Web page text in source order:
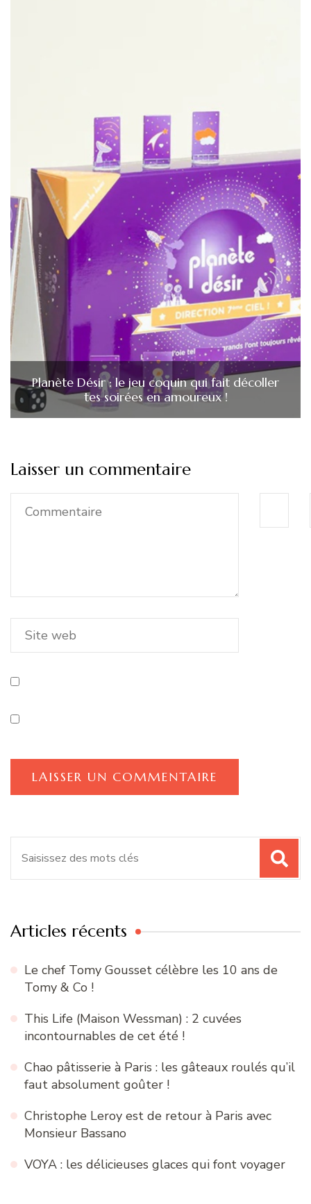
Planète Désir : le jeu coquin qui fait décoller
tes soirées en amoureux !
Laisser un commentaire
Articles récents
Le chef Tomy Gousset célèbre les 10 ans de
Tomy & Co !
This Life (Maison Wessman) : 2 cuvées
incontournables de cet été !
Chao pâtisserie à Paris : les gâteaux roulés qu’il
faut absolument goûter !
Christophe Leroy est de retour à Paris avec
Monsieur Bassano
VOYA : les délicieuses glaces qui font voyager